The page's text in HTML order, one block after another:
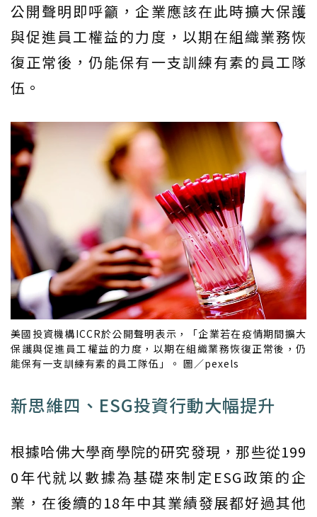
公開聲明即呼籲，企業應該在此時擴大保護
與促進員工權益的力度，以期在組織業務恢
復正常後，仍能保有一支訓練有素的員工隊
伍。
美國投資機構ICCR於公開聲明表示，「企業若在疫情期間擴大
保護與促進員工權益的力度，以期在組織業務恢復正常後，仍
能保有一支訓練有素的員工隊伍」。 圖／pexels
新思維四、ESG投資行動大幅提升
根據哈佛大學商學院的研究發現，那些從199
0年代就以數據為基礎來制定ESG政策的企
業，在後續的18年中其業績發展都好過其他